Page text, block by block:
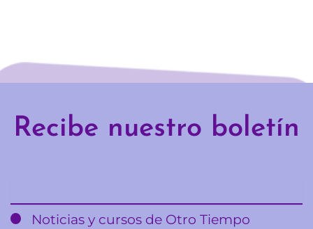
Recibe nuestro boletín
Noticias y cursos de Otro Tiempo